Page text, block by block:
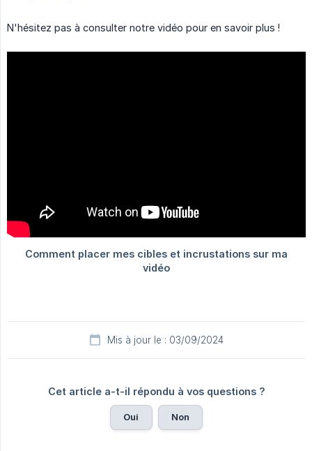
N'hésitez pas à consulter notre vidéo pour en savoir plus !
Mis à jour le : 03/09/2024
Cet article a-t-il répondu à vos questions ?
Oui Non